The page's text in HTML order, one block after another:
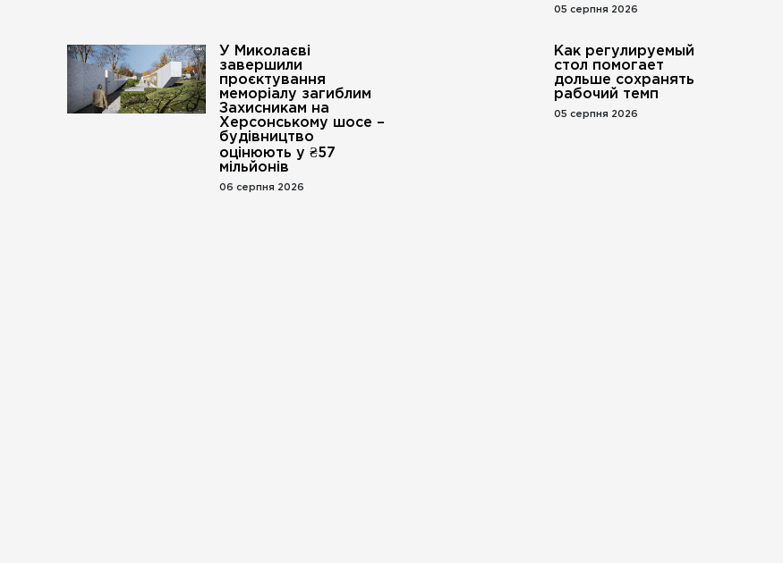
05 серпня 2026
У Миколаєві
завершили
проєктування
меморіалу загиблим
Захисникам на
Херсонському шосе –
будівництво
оцінюють у ₴57
мільйонів
06 серпня 2026
Как регулируемый
стол помогает
дольше сохранять
рабочий темп
05 серпня 2026